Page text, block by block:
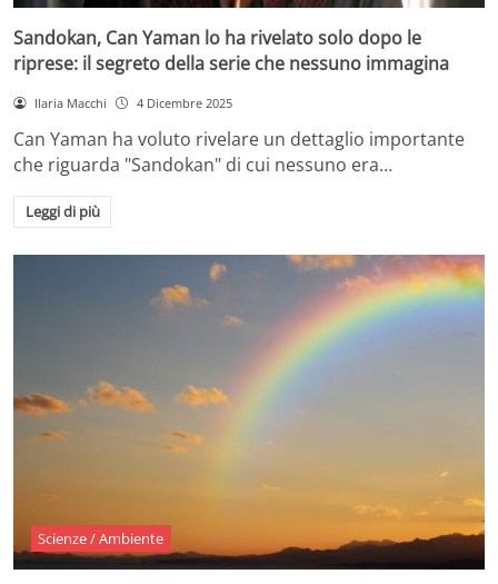
Sandokan, Can Yaman lo ha rivelato solo dopo le
riprese: il segreto della serie che nessuno immagina
Ilaria Macchi 4 Dicembre 2025
Can Yaman ha voluto rivelare un dettaglio importante
che riguarda "Sandokan" di cui nessuno era…
Leggi di più
Scienze / Ambiente